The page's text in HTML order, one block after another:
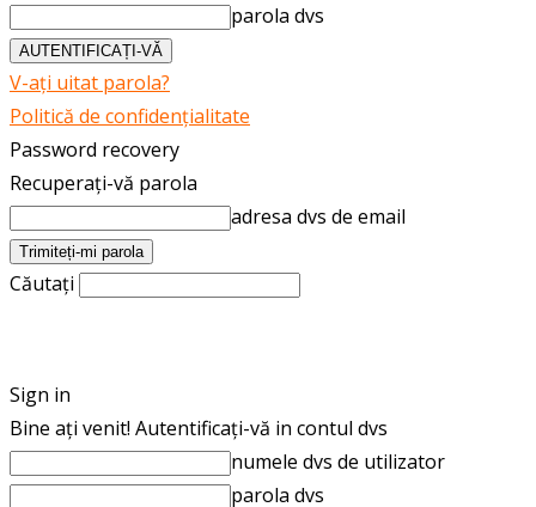
parola dvs
V-ați uitat parola?
Politică de confidențialitate
Password recovery
Recuperați-vă parola
adresa dvs de email
Căutați
Sign in
Bine ați venit! Autentificați-vă in contul dvs
numele dvs de utilizator
parola dvs